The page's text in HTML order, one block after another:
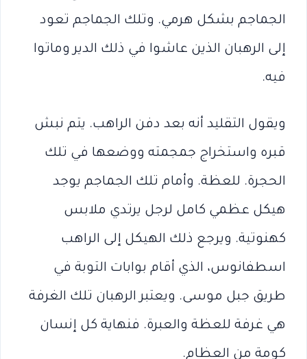
الجماجم بشكل هرمي. وتلك الجماجم تعود
إلى الرهبان الذين عاشوا في ذلك الدير وماتوا
فيه.
ويقول التقليد أنه بعد دفن الراهب. يتم نبش
قبره واستخراج جمجمته ووضعها في تلك
الحجرة. للعظة. وأمام تلك الجماجم يوجد
هيكل عظمي كامل لرجل يرتدي ملابس
كهنوتية. ويرجع ذلك الهيكل إلى الراهب
اسطفانوس، الذي أقام بوابات التوبة في
طريق جبل موسى. ويعتبر الرهبان تلك الغرفة
هي غرفة للعظة والعبرة. فنهاية كل إنسان
كومة من العظام.